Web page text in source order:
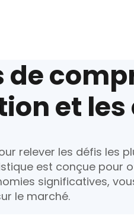
de
et
relever les défis les
est conçue pour
significatives,
le marché.